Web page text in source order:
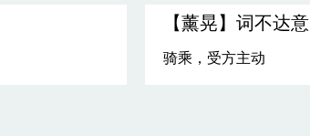
【薰晃】词不达意
骑乘，受方主动